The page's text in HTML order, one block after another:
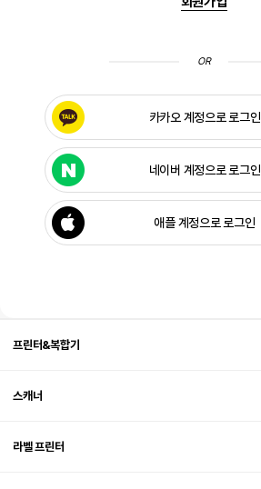
OR
카카오 계정으로 로그인
네이버 계정으로 로그인
애플 계정으로 로그인
프린터&복합기
스캐너
라벨 프린터